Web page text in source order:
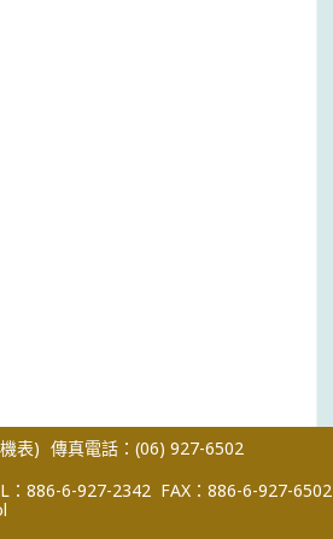
表) 傳真電話：(06) 927-6502
：886-6-927-2342 FAX：886-6-927-6502